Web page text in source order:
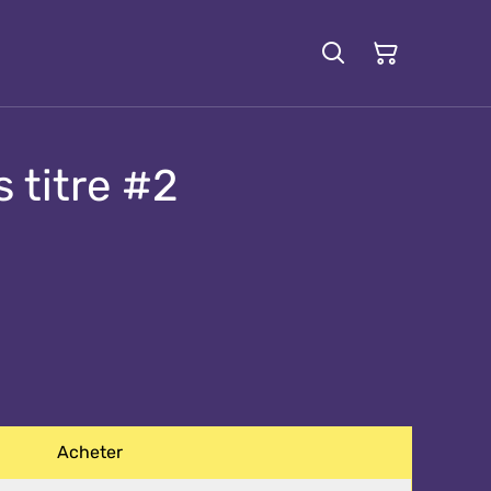
titre #2
Acheter